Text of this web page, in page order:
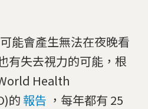
能會產生無法在夜晚看
有失去視力的可能，根
Health
的 報告 ，每年都有 25